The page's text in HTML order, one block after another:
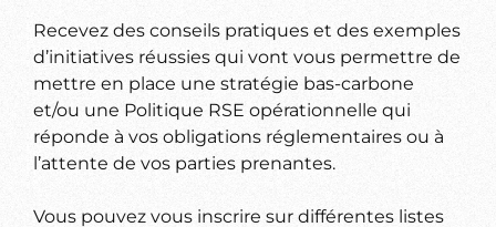
Recevez des conseils pratiques et des exemples
d’initiatives réussies qui vont vous permettre de
mettre en place une stratégie bas-carbone
et/ou une Politique RSE opérationnelle qui
réponde à vos obligations réglementaires ou à
l’attente de vos parties prenantes.
Vous pouvez vous inscrire sur différentes listes